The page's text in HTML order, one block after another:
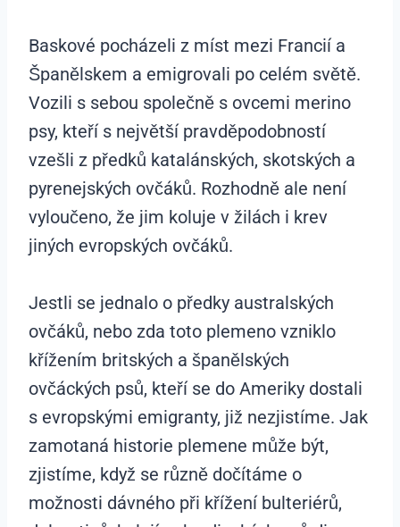
Baskové pocházeli z míst mezi Francií a
Španělskem a emigrovali po celém světě.
Vozili s sebou společně s ovcemi merino
psy, kteří s největší pravděpodobností
vzešli z předků katalánských, skotských a
pyrenejských ovčáků. Rozhodně ale není
vyloučeno, že jim koluje v žilách i krev
jiných evropských ovčáků.
Jestli se jednalo o předky australských
ovčáků, nebo zda toto plemeno vzniklo
křížením britských a španělských
ovčáckých psů, kteří se do Ameriky dostali
s evropskými emigranty, již nezjistíme. Jak
zamotaná historie plemene může být,
zjistíme, když se různě dočítáme o
možnosti dávného při křížení bulteriérů,